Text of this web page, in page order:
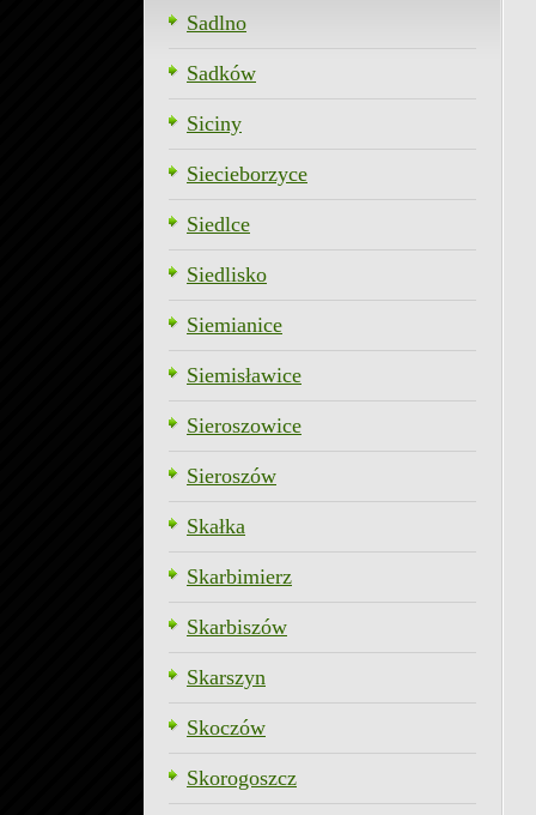
Sadlno
Sadków
Siciny
Siecieborzyce
Siedlce
Siedlisko
Siemianice
Siemisławice
Sieroszowice
Sieroszów
Skałka
Skarbimierz
Skarbiszów
Skarszyn
Skoczów
Skorogoszcz